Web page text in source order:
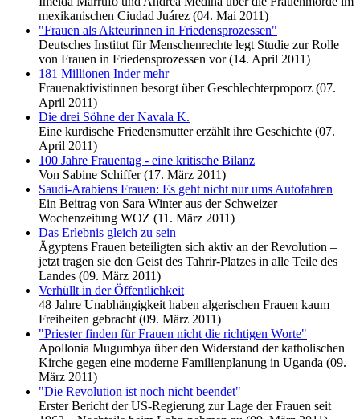
mexikanischen Ciudad Juárez (04. Mai 2011)
"Frauen als Akteurinnen in Friedensprozessen"
Deutsches Institut für Menschenrechte legt Studie zur Rolle
von Frauen in Friedensprozessen vor (14. April 2011)
181 Millionen Inder mehr
Frauenaktivistinnen besorgt über Geschlechterproporz (07.
April 2011)
Die drei Söhne der Navala K.
Eine kurdische Friedensmutter erzählt ihre Geschichte (07.
April 2011)
100 Jahre Frauentag - eine kritische Bilanz
Von Sabine Schiffer (17. März 2011)
Saudi-Arabiens Frauen: Es geht nicht nur ums Autofahren
Ein Beitrag von Sara Winter aus der Schweizer
Wochenzeitung WOZ (11. März 2011)
Das Erlebnis gleich zu sein
Ägyptens Frauen beteiligten sich aktiv an der Revolution –
jetzt tragen sie den Geist des Tahrir-Platzes in alle Teile des
Landes (09. März 2011)
Verhüllt in der Öffentlichkeit
48 Jahre Unabhängigkeit haben algerischen Frauen kaum
Freiheiten gebracht (09. März 2011)
"Priester finden für Frauen nicht die richtigen Worte"
Apollonia Mugumbya über den Widerstand der katholischen
Kirche gegen eine moderne Familienplanung in Uganda (09.
März 2011)
"Die Revolution ist noch nicht beendet"
Erster Bericht der US-Regierung zur Lage der Frauen seit